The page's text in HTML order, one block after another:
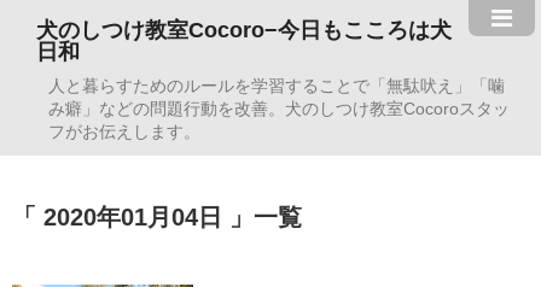
犬のしつけ教室Cocoro−今日もこころは犬
日和
人と暮らすためのルールを学習することで「無駄吠え」「噛
み癖」などの問題行動を改善。犬のしつけ教室Cocoroスタッ
フがお伝えします。
2020年01月04日 一覧